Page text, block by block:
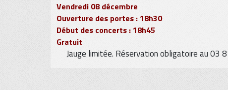
Vendredi 08 décembre
Ouverture des portes : 18h30
Début des concerts : 18h45
Gratuit
Jauge limitée. Réservation obligatoire au 03